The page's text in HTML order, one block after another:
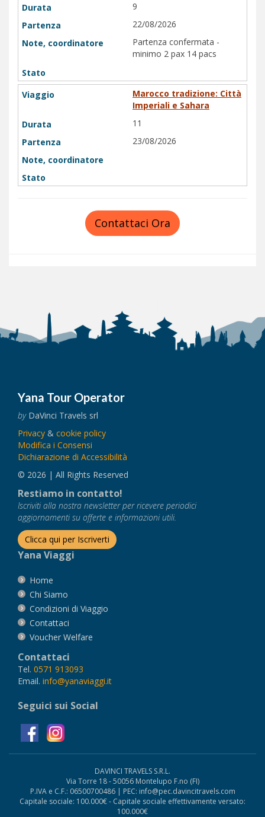
9
22/08/2026
Partenza confermata -
minimo 2 pax 14 pacs
Marocco tradizione: Città
Imperiali e Sahara
11
23/08/2026
Contattaci Ora
Yana Tour Operator
byDaVinci Travels srl
Privacy & cookie policy
Modifica i Consensi
Dichiarazione di Accessibilità
© 2026 | All Rights Reserved
Restiamo in contatto!
Iscriviti alla nostra newsletter per ricevere periodici
aggiornamenti su offerte e informazioni utili.
Clicca qui per Iscriverti
Yana Viaggi
Home
Chi Siamo
Condizioni di Viaggio
Contattaci
Voucher Welfare
Contattaci
Tel. 0571 913093
Email. info@yanaviaggi.it
Seguici sui Social
DAVINCI TRAVELS S.R.L.
Via Torre 18 - 50056 Montelupo F.no (FI)
P.IVA e C.F.: 06500700486 | PEC: info@pec.davincitravels.com
Capitale sociale: 100.000€ - Capitale sociale effettivamente versato:
100.000€